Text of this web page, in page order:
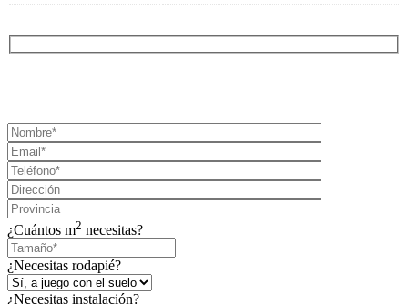
¿Cuántos m2 necesitas?
¿Necesitas rodapié?
¿Necesitas instalación?